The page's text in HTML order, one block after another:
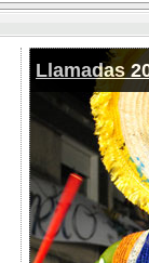
Llamadas